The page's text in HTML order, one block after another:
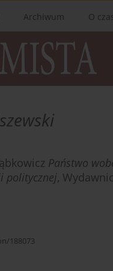
Archiwum O
Państwo
politycznej,
188073